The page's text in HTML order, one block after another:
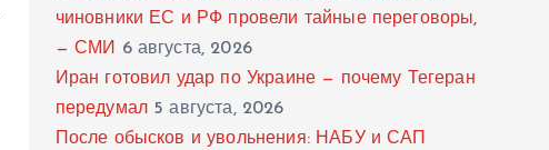
чиновники ЕС и РФ провели тайные переговоры,
— СМИ 6 августа, 2026
Иран готовил удар по Украине — почему Тегеран
передумал 5 августа, 2026
После обысков и увольнения: НАБУ и САП